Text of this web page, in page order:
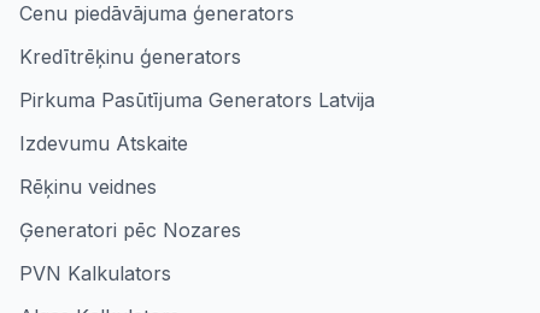
Cenu piedāvājuma ģenerators
Kredītrēķinu ģenerators
Pirkuma Pasūtījuma Generators Latvija
Izdevumu Atskaite
Rēķinu veidnes
Ģeneratori pēc Nozares
PVN Kalkulators